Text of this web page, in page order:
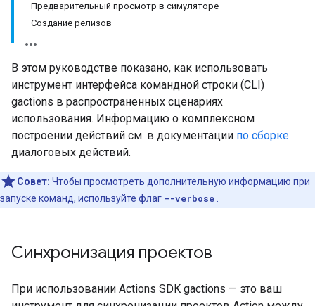
Предварительный просмотр в симуляторе
Создание релизов
В этом руководстве показано, как использовать
инструмент интерфейса командной строки (CLI)
gactions в распространенных сценариях
использования. Информацию о комплексном
построении действий см. в документации по сборке
диалоговых действий.
Совет: Чтобы просмотреть дополнительную информацию при
запуске команд, используйте флаг --verbose
Синхронизация проектов
При использовании Actions SDK gactions — это ваш